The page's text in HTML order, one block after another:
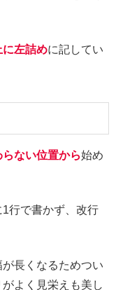
に左詰めに記してい
ない位置から始め
行で書かず、改行
長くなるためつい
よく見栄えも美し